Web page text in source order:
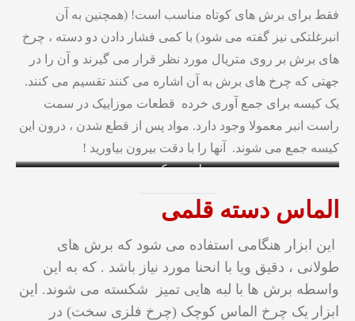
فقط برای برش های کوتاه مناسب است! (همچنین به آن
انبرغلتکی نیز گفته می شود) با کمی فشار دادن دو دسته ، چرخ
های برش بر روی متریال مورد نظر قرار می گیرند و آن را در
جهتی که چرخ های برش به آن اشاره می کنند تقسیم می کنند.
یک کیسه برای جمع آوری خرده قطعات موزاییک در سمت
راست انبر معمولا وجود دارد. مواد پس از قطع شدن ، درون این
کیسه جمع می شوند. آنها را با دقت بیرون بیاورید !
انبر دیسکی
انبر دیسکی
الماس دسته قلمی
این ابزار هنگامی استفاده می شود که برش های
طولانی ، دقیق ویا با انحنا مورد نیاز باشد . که به این
واسطه برش ها با لبه هایی تمیز شکسته می شوند. این
ابزار یک چرخ الماس کوچک (چرخ فلزی سخت) در